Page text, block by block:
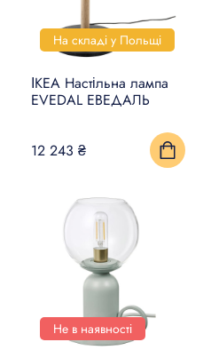
На складі у Польщі
ІКЕА Настільна лампа
EVEDAL ЕВЕДАЛЬ
12 243 ₴
Не в наявності